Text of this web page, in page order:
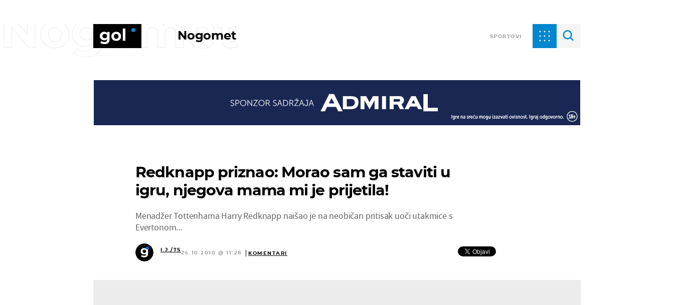
Nogomet SPORTOVI
Nogomet
Redknapp priznao: Morao sam ga staviti u
igru, njegova mama mi je prijetila!
Menadžer Tottenhama Harry Redknapp naišao je na neobičan pritisak uoči utakmice s
Evertonom...
I.J./TS
24.10.2010 @ 11:28 KOMENTARI